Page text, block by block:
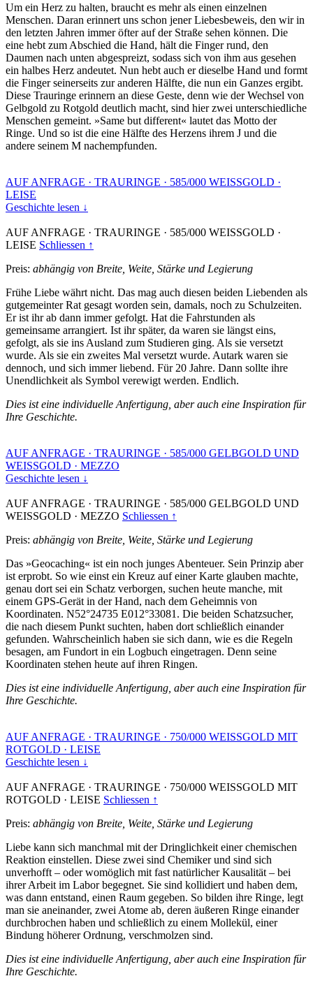
Um ein Herz zu halten, braucht es mehr als einen einzelnen
Menschen. Daran erinnert uns schon jener Liebesbeweis, den wir in
den letzten Jahren immer öfter auf der Straße sehen können. Die
eine hebt zum Abschied die Hand, hält die Finger rund, den
Daumen nach unten abgespreizt, sodass sich von ihm aus gesehen
ein halbes Herz andeutet. Nun hebt auch er dieselbe Hand und formt
die Finger seinerseits zur anderen Hälfte, die nun ein Ganzes ergibt.
Diese Trauringe erinnern an diese Geste, denn wie der Wechsel von
Gelbgold zu Rotgold deutlich macht, sind hier zwei unterschiedliche
Menschen gemeint. »Same but different« lautet das Motto der
Ringe. Und so ist die eine Hälfte des Herzens ihrem J und die
andere seinem M nachempfunden.
AUF ANFRAGE · TRAURINGE · 585/000 WEISSGOLD ·
LEISE
Geschichte lesen ↓
AUF ANFRAGE · TRAURINGE · 585/000 WEISSGOLD ·
LEISE Schliessen ↑
Preis: abhängig von Breite, Weite, Stärke und Legierung
Frühe Liebe währt nicht. Das mag auch diesen beiden Liebenden als
gutgemeinter Rat gesagt worden sein, damals, noch zu Schulzeiten.
Er ist ihr ab dann immer gefolgt. Hat die Fahrstunden als
gemeinsame arrangiert. Ist ihr später, da waren sie längst eins,
gefolgt, als sie ins Ausland zum Studieren ging. Als sie versetzt
wurde. Als sie ein zweites Mal versetzt wurde. Autark waren sie
dennoch, und sich immer liebend. Für 20 Jahre. Dann sollte ihre
Unendlichkeit als Symbol verewigt werden. Endlich.
Dies ist eine individuelle Anfertigung, aber auch eine Inspiration für
Ihre Geschichte.
AUF ANFRAGE · TRAURINGE · 585/000 GELBGOLD UND
WEISSGOLD · MEZZO
Geschichte lesen ↓
AUF ANFRAGE · TRAURINGE · 585/000 GELBGOLD UND
WEISSGOLD · MEZZO Schliessen ↑
Preis: abhängig von Breite, Weite, Stärke und Legierung
Das »Geocaching« ist ein noch junges Abenteuer. Sein Prinzip aber
ist erprobt. So wie einst ein Kreuz auf einer Karte glauben machte,
genau dort sei ein Schatz verborgen, suchen heute manche, mit
einem GPS-Gerät in der Hand, nach dem Geheimnis von
Koordinaten. N52°24735 E012°33081. Die beiden Schatzsucher,
die nach diesem Punkt suchten, haben dort schließlich einander
gefunden. Wahrscheinlich haben sie sich dann, wie es die Regeln
besagen, am Fundort in ein Logbuch eingetragen. Denn seine
Koordinaten stehen heute auf ihren Ringen.
Dies ist eine individuelle Anfertigung, aber auch eine Inspiration für
Ihre Geschichte.
AUF ANFRAGE · TRAURINGE · 750/000 WEISSGOLD MIT
ROTGOLD · LEISE
Geschichte lesen ↓
AUF ANFRAGE · TRAURINGE · 750/000 WEISSGOLD MIT
ROTGOLD · LEISE Schliessen ↑
Preis: abhängig von Breite, Weite, Stärke und Legierung
Liebe kann sich manchmal mit der Dringlichkeit einer chemischen
Reaktion einstellen. Diese zwei sind Chemiker und sind sich
unverhofft – oder womöglich mit fast natürlicher Kausalität – bei
ihrer Arbeit im Labor begegnet. Sie sind kollidiert und haben dem,
was dann entstand, einen Raum gegeben. So bilden ihre Ringe, legt
man sie aneinander, zwei Atome ab, deren äußeren Ringe einander
durchbrochen haben und schließlich zu einem Mollekül, einer
Bindung höherer Ordnung, verschmolzen sind.
Dies ist eine individuelle Anfertigung, aber auch eine Inspiration für
Ihre Geschichte.